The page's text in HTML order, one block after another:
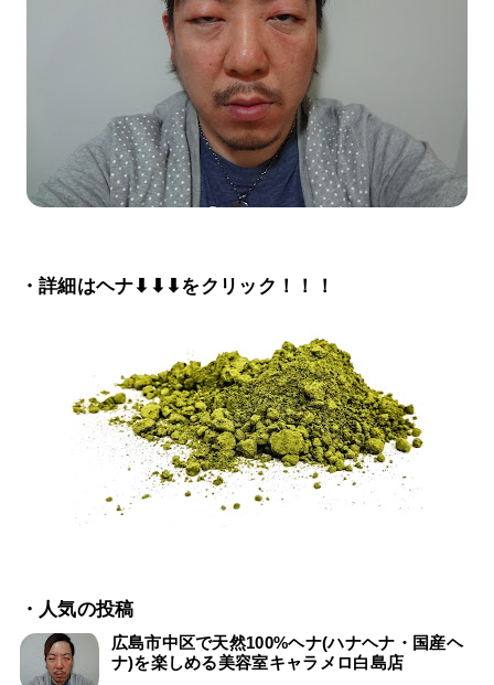
・詳細はヘナ⬇⬇⬇をクリック！！！
・人気の投稿
広島市中区で天然100%ヘナ(ハナヘナ・国産ヘ
ナ)を楽しめる美容室キャラメロ白島店